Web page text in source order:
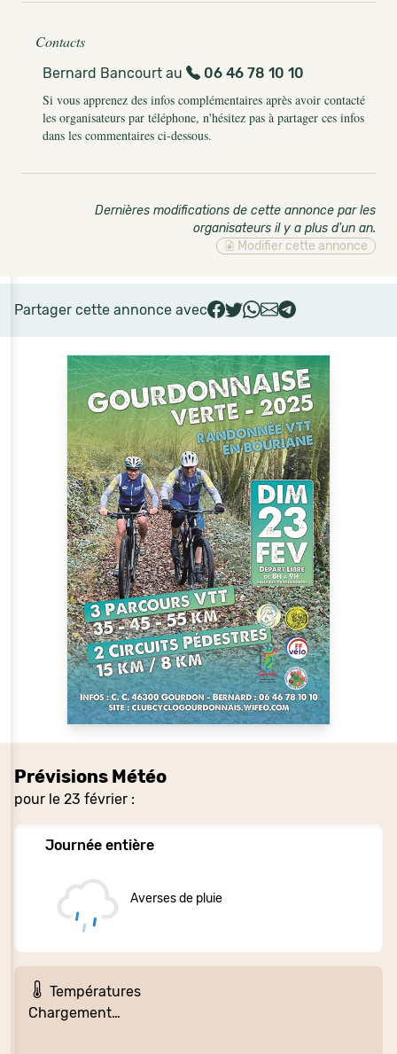
Prévisions Météo
pour le 23 février :
Journée entière
Averses de pluie
Températures
Chargement…
Contacts
Bernard Bancourt au
06 46 78 10 10
Si vous apprenez des infos complémentaires après avoir contacté
les organisateurs par téléphone, n'hésitez pas à partager ces infos
dans les commentaires ci-dessous.
Dernières modifications de cette annonce par les
organisateurs il y a plus d'un an.
Modifier cette annonce
Partager cette annonce avec